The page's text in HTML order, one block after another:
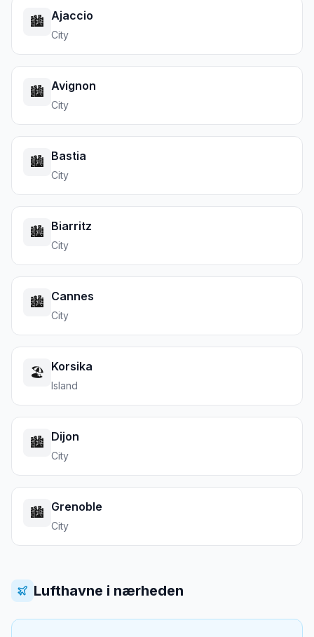
🏙️ Ajaccio
City
🏙️ Avignon
City
🏙️ Bastia
City
🏙️ Biarritz
City
🏙️ Cannes
City
🏖️ Korsika
Island
🏙️ Dijon
City
🏙️ Grenoble
City
Lufthavne i nærheden